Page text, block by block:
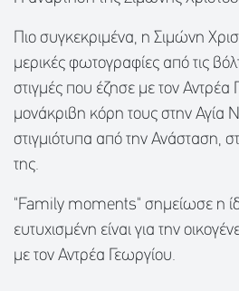
Πιο συγκεκριμένα, η Σιμώνη
μερικές φωτογραφίες από τις
στιγμές που έζησε με τον Αντρέα
μονάκριβη κόρη τους στην Αγία
στιγμιότυπα από την Ανάσταση,
της.
"Family moments" σημείωσε η
ευτυχισμένη είναι για την
με τον Αντρέα Γεωργίου.